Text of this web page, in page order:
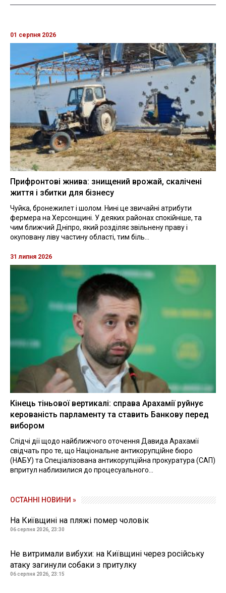
01 серпня 2026
Прифронтові жнива: знищений врожай, скалічені
життя і збитки для бізнесу
Чуйка, бронежилет і шолом. Нині це звичайні атрибути
фермера на Херсонщині. У деяких районах спокійніше, та
чим ближчий Дніпро, який розділяє звільнену праву і
окуповану ліву частину області, тим біль...
31 липня 2026
Кінець тіньової вертикалі: справа Арахамії руйнує
керованість парламенту та ставить Банкову перед
вибором
Слідчі дії щодо найближчого оточення Давида Арахамії
свідчать про те, що Національне антикорупційне бюро
(НАБУ) та Спеціалізована антикорупційна прокуратура (САП)
впритул наблизилися до процесуального...
ОСТАННІ НОВИНИ »
На Київщині на пляжі помер чоловік
06 серпня 2026, 23:30
Не витримали вибухи: на Київщині через російську
атаку загинули собаки з притулку
06 серпня 2026, 23:15